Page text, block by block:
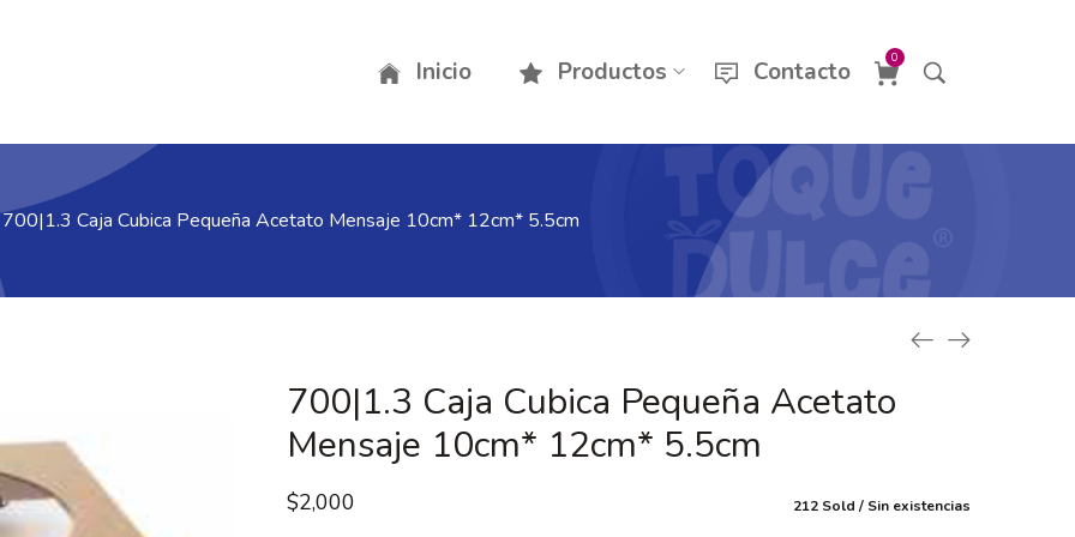
Inicio Productos Contacto 0
700|1.3 Caja Cubica Pequeña Acetato Mensaje 10cm* 12cm* 5.5cm
700|1.3 Caja Cubica Pequeña Acetato
Mensaje 10cm* 12cm* 5.5cm
212 Sold Sin existencias
$2,000